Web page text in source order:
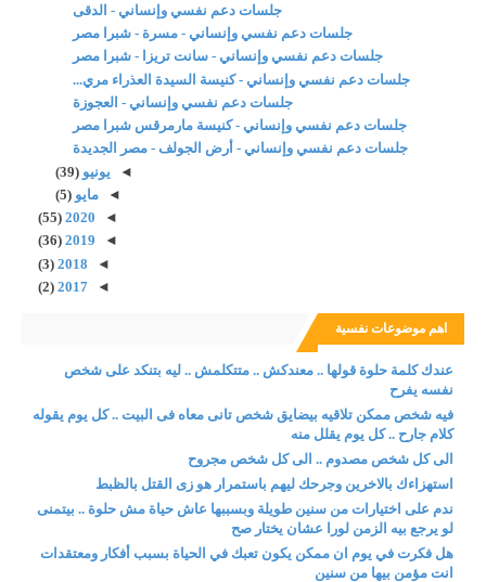
جلسات دعم نفسي وإنساني - الدقى
جلسات دعم نفسي وإنساني - مسرة - شبرا مصر
جلسات دعم نفسي وإنساني - سانت تريزا - شبرا مصر
جلسات دعم نفسي وإنساني - كنيسة السيدة العذراء مري...
جلسات دعم نفسي وإنساني - العجوزة
جلسات دعم نفسي وإنساني - كنيسة مارمرقس شبرا مصر
جلسات دعم نفسي وإنساني - أرض الجولف - مصر الجديدة
◄ يونيو(39)
◄مايو(5)
◄
2020
(55)
◄
2019
(36)
◄
2018
(3)
◄
2017
(2)
اهم موضوعات نفسية
عندك كلمة حلوة قولها .. معندكش .. متتكلمش .. ليه بتنكد على شخص
نفسه يفرح
فيه شخص ممكن تلاقيه بيضايق شخص تانى معاه فى البيت .. كل يوم يقوله
كلام جارح .. كل يوم يقلل منه
الى كل شخص مصدوم .. الى كل شخص مجروح
استهزاءك بالاخرين وجرحك ليهم باستمرار هو زى القتل بالظبط
ندم على اختيارات من سنين طويلة وبسببها عاش حياة مش حلوة .. بيتمنى
لو يرجع بيه الزمن لورا عشان يختار صح
هل فكرت في يوم ان ممكن يكون تعبك في الحياة بسبب أفكار ومعتقدات
انت مؤمن بيها من سنين